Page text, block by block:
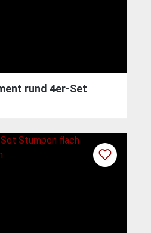
rund 4er-Set